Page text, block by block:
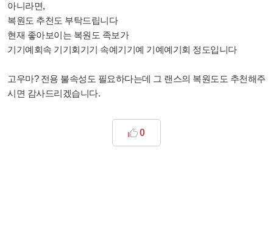
아니라면,
복원도 추천도 부탁드립니다
현재 좋아보이는 복원도 족보가
기기예회속 기기회기기 속예기기예 기예예기회 정도입니다
고우마? 전용 불속성도 필요하다는데 그 랜스의 복원도도 추천해주
시면 감사드리겠습니다.
0